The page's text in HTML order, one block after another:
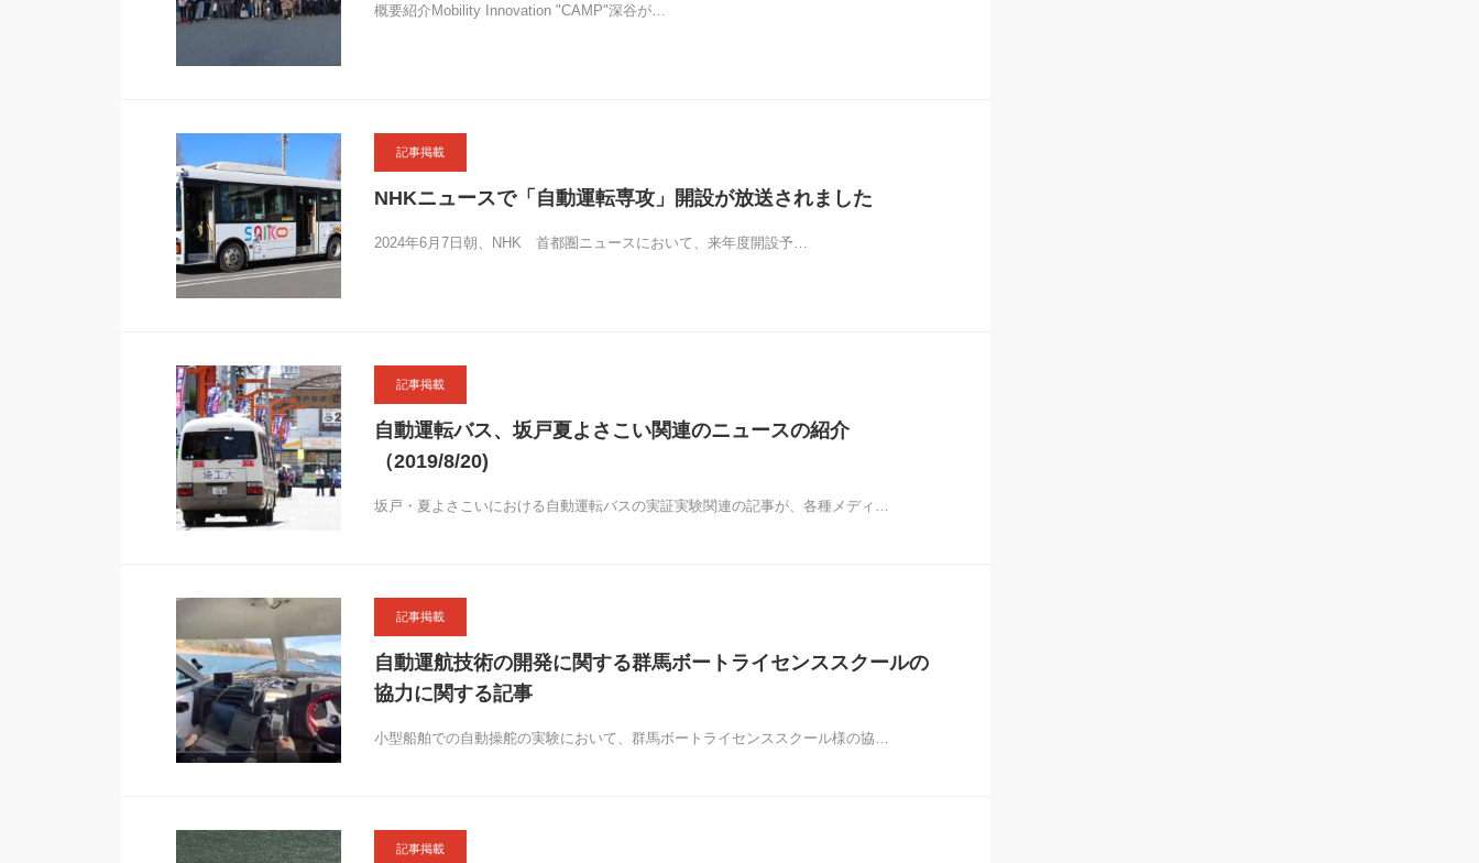
概要紹介Mobility Innovation "CAMP"深谷が…
記事掲載
NHKニュースで「自動運転専攻」開設が放送されました
2024年6月7日朝、NHK 首都圏ニュースにおいて、来年度開設予…
記事掲載
自動運転バス、坂戸夏よさこい関連のニュースの紹介
（2019/8/20)
坂戸・夏よさこいにおける自動運転バスの実証実験関連の記事が、各種メディ…
記事掲載
自動運航技術の開発に関する群馬ボートライセンススクールの
協力に関する記事
小型船舶での自動操舵の実験において、群馬ボートライセンススクール様の協…
記事掲載